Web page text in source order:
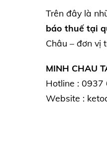
Trên đây là
báo thuế tại
Châu – đơn vị
MINH CHAU
Hotline :
Website :